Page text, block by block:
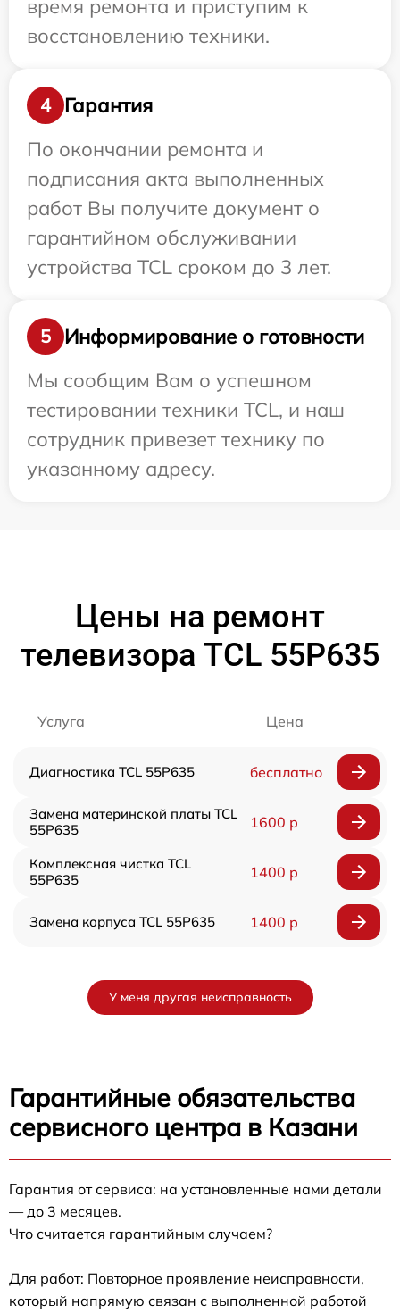
время ремонта и приступим к
восстановлению техники.
4
Гарантия
По окончании ремонта и
подписания акта выполненных
работ Вы получите документ о
гарантийном обслуживании
устройства TCL сроком до 3 лет.
5
Информирование о готовности
Мы сообщим Вам о успешном
тестировании техники TCL, и наш
сотрудник привезет технику по
указанному адресу.
Цены на ремонт
телевизора TCL 55P635
Услуга Цена
Диагностика TCL 55P635 бесплатно
Замена материнской платы TCL
55P635
1600 р
Комплексная чистка TCL
55P635
1400 р
Замена корпуса TCL 55P635 1400 р
У меня другая неисправность
Гарантийные обязательства
сервисного центра в Казани
Гарантия от сервиса: на установленные нами детали
— до 3 месяцев.
Что считается гарантийным случаем?
Для работ: Повторное проявление неисправности,
который напрямую связан с выполненной работой